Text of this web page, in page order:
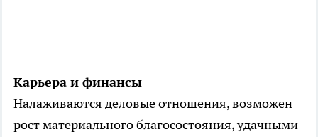
Карьера и финансы
Налаживаются деловые отношения, возможен
рост материального благосостояния, удачными